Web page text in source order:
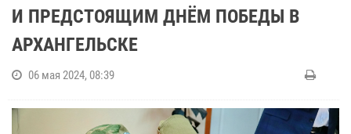
И ПРЕДСТОЯЩИМ ДНЁМ ПОБЕДЫ В
АРХАНГЕЛЬСКЕ
06 мая 2024, 08:39